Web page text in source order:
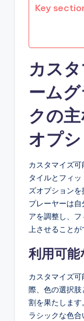
Key
カス
ーム
クの
オプ
カスタマイズ
タイルとフィ
ズオプションを
プレーヤーは
アを調整し、
上させることが
利用可
カスタマイズ
際、色の選択
割を果たします
ラシックな色